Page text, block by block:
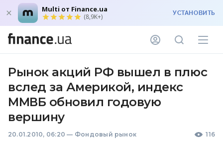
Multi от Finance.ua
(8,9K+) УСТАНОВИТЬ
Рынок акций РФ вышел в плюс
вслед за Америкой, индекс
ММВБ обновил годовую
вершину
20.01.2010, 06:20 — Фондовый рынок 116